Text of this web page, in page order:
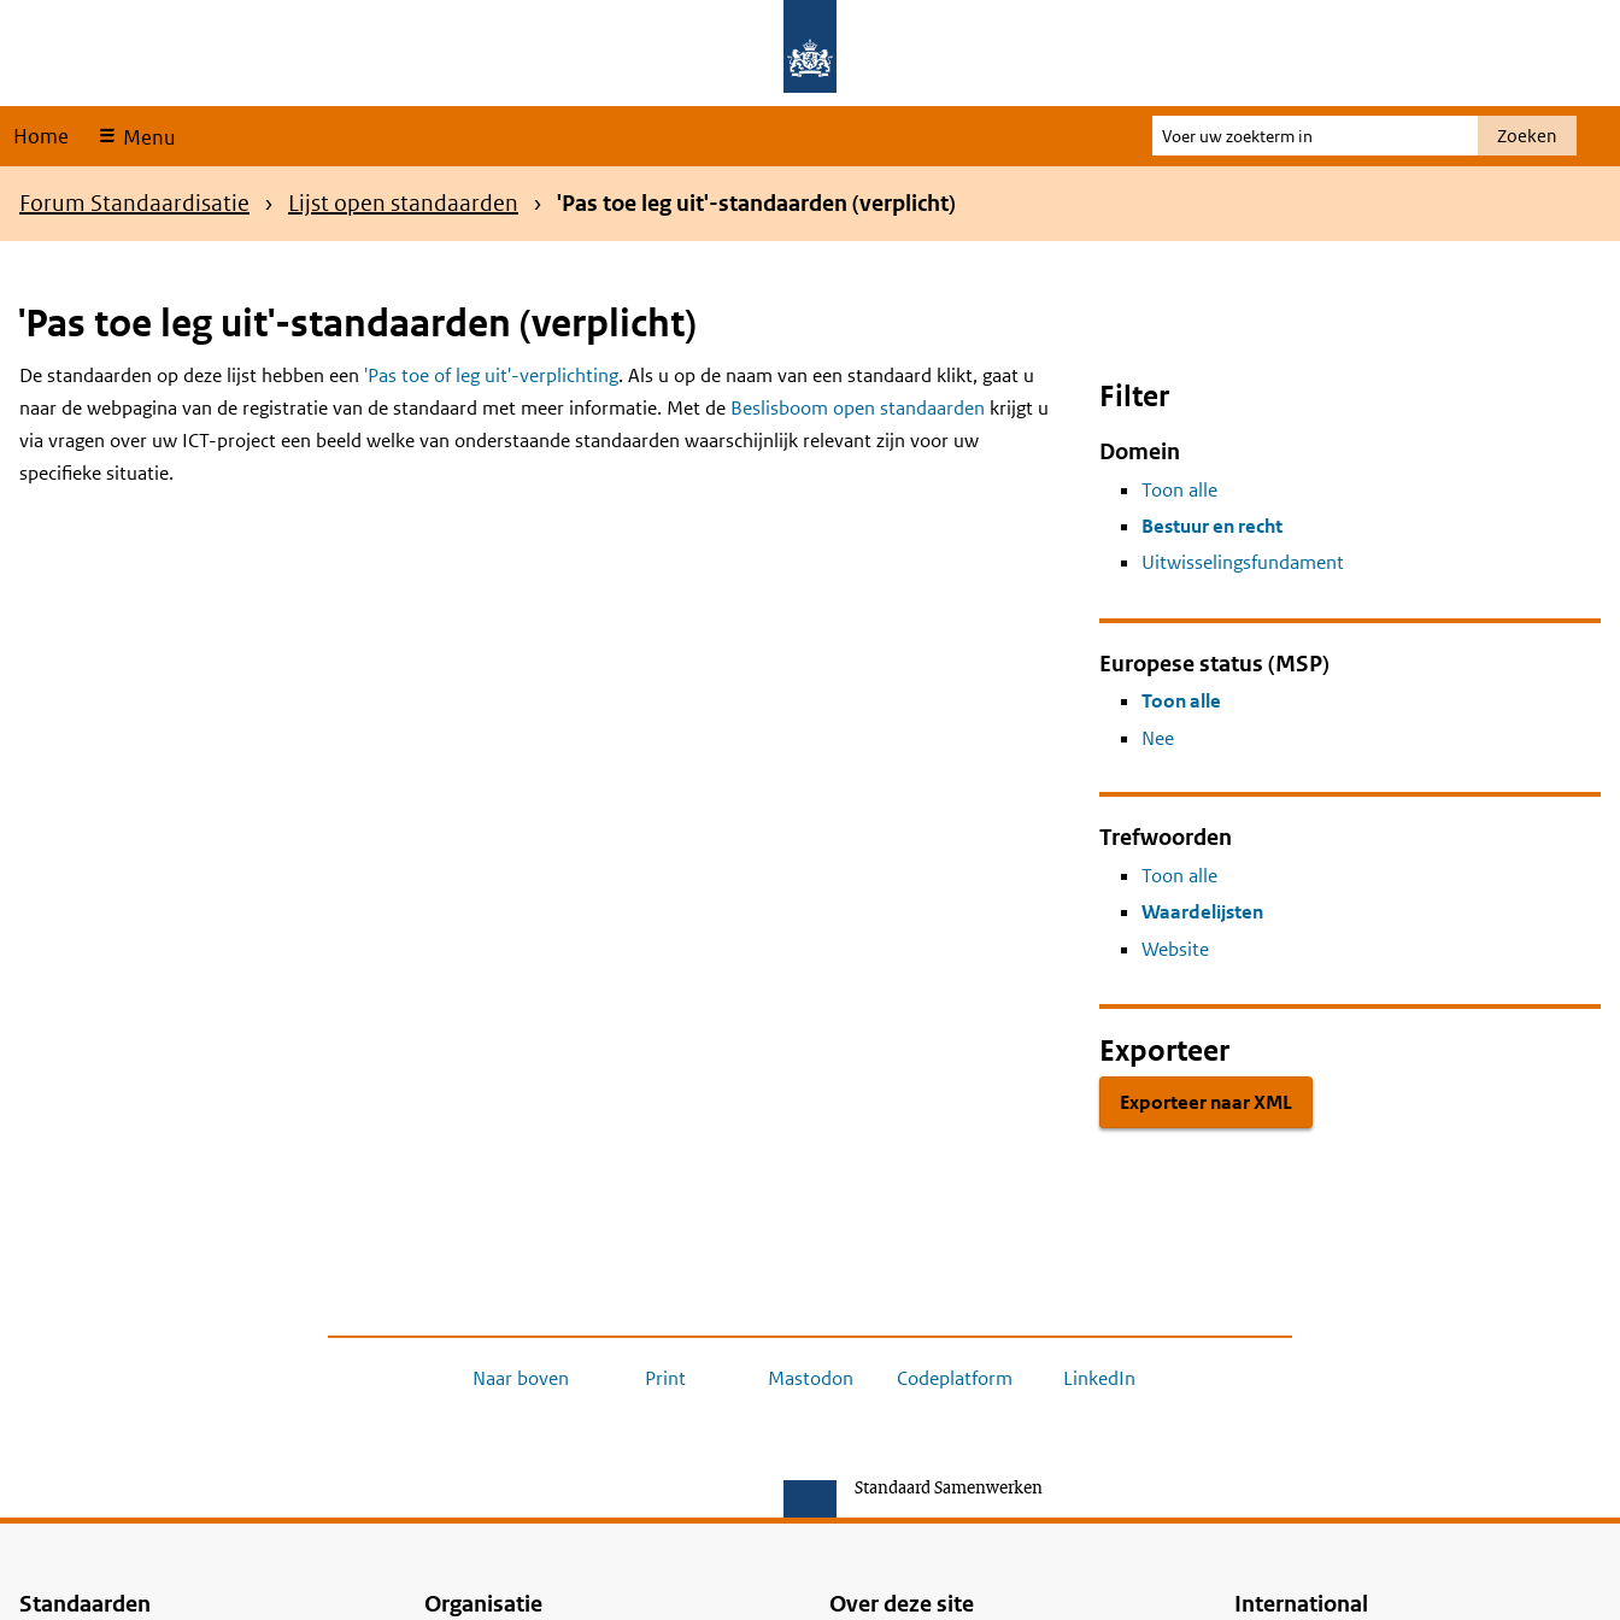
Home Menu
Voer
uw
Zoeken
Kruimelpad
Forum Standaardisatie Lijst open standaarden 'Pas toe leg uit'-standaarden (verplicht)
'Pas toe leg uit'-standaarden (verplicht)
Content
De standaarden op deze lijst hebben een 'Pas toe of leg uit'-verplichting. Als u op de naam van een standaard klikt, gaat u
naar de webpagina van de registratie van de standaard met meer informatie. Met de Beslisboom open standaarden krijgt u
via vragen over uw ICT-project een beeld welke van onderstaande standaarden waarschijnlijk relevant zijn voor uw
specifieke situatie.
Filter
Domein
Toon alle
Bestuur en recht
Uitwisselingsfundament
Europese status (MSP)
Toon alle
Nee
Trefwoorden
Toon alle
Waardelijsten
Website
Exporteer
Exporteer naar XML
Naar boven Print Mastodon Codeplatform LinkedIn
Standaard Samenwerken
Voet
Standaarden Organisatie Over deze site International